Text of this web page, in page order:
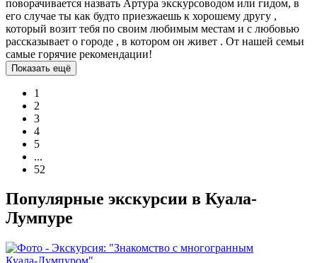
поворачивается назвать Артура экскурсоводом или гидом, в
его случае ты как будто приезжаешь к хорошему другу ,
который возит тебя по своим любимым местам и с любовью
рассказывает о городе , в котором он живет . От нашей семьи
самые горячие рекомендации!
Показать ещё
1
2
3
4
5
...
52
Популярные экскурсии в Куала-
Лумпуре